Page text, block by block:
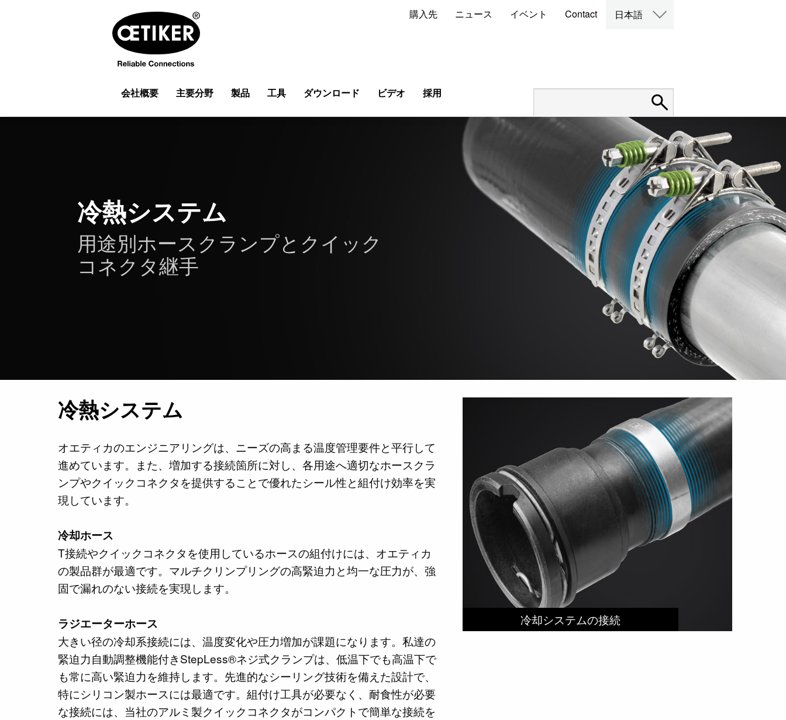
購入先 ニュース イベント Contact 日本語
会社概要 主要分野 製品 工具 ダウンロード ビデオ 採用
冷熱システム
用途別ホースクランプとクイック
コネクタ継手
冷熱システム
オエティカのエンジニアリングは、ニーズの高まる温度管理要件と平行して
進めています。また、増加する接続箇所に対し、各用途へ適切なホースクラ
ンプやクイックコネクタを提供することで優れたシール性と組付け効率を実
現しています。
冷却ホース
T接続やクイックコネクタを使用しているホースの組付けには、オエティカ
の製品群が最適です。マルチクリンプリングの高緊迫力と均一な圧力が、強
固で漏れのない接続を実現します。
ラジエーターホース
大きい径の冷却系接続には、温度変化や圧力増加が課題になります。私達の
緊迫力自動調整機能付きStepLess®ネジ式クランプは、低温下でも高温下で
も常に高い緊迫力を維持します。先進的なシーリング技術を備えた設計で、
特にシリコン製ホースには最適です。組付け工具が必要なく、耐食性が必要
な接続には、当社のアルミ製クイックコネクタがコンパクトで簡単な接続を
冷却システムの接続